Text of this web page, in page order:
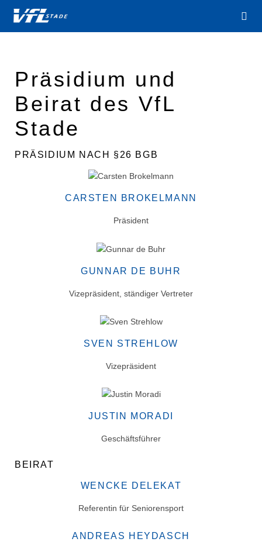
Präsidium und
Beirat des VfL
Stade
PRÄSIDIUM NACH §26 BGB
CARSTEN BROKELMANN
Präsident
GUNNAR DE BUHR
Vizepräsident, ständiger Vertreter
SVEN STREHLOW
Vizepräsident
JUSTIN MORADI
Geschäftsführer
BEIRAT
WENCKE DELEKAT
Referentin für Seniorensport
ANDREAS HEYDASCH